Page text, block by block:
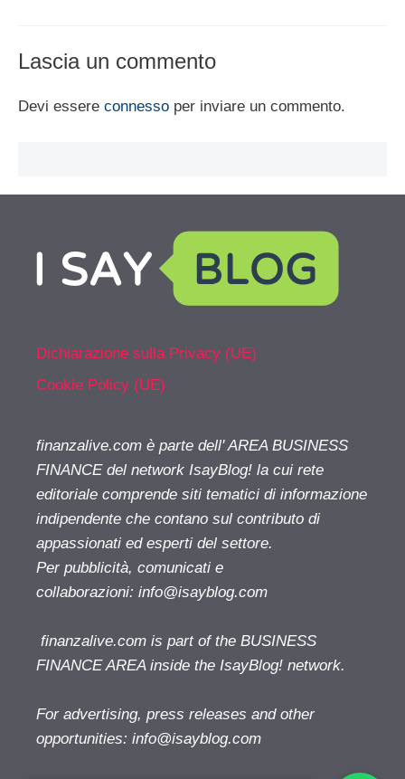
Lascia un commento
Devi essere connesso per inviare un commento.
Dichiarazione sulla Privacy (UE)
Cookie Policy (UE)
finanzalive.com è parte dell' AREA BUSINESS
FINANCE del network IsayBlog! la cui rete
editoriale comprende siti tematici di informazione
indipendente che contano sul contributo di
appassionati ed esperti del settore.
Per pubblicità, comunicati e
collaborazioni: info@isayblog.com
finanzalive.com is part of the BUSINESS
FINANCE AREA inside the IsayBlog! network.
For advertising, press releases and other
opportunities: info@isayblog.com